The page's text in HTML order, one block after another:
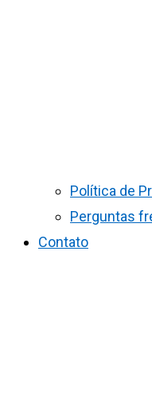
Política de
Perguntas
Contato